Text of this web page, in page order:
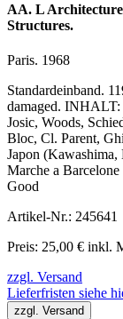
AA. L
Structures.
Paris. 1968
Standardeinband.
damaged.
Josic, Woods,
Bloc, Cl. Parent,
Japon
Marche a
Good
Artikel-Nr.: 245641
Preis: 25,00 € inkl.
zzgl. Versand
Lieferfristen siehe
zzgl. Versand